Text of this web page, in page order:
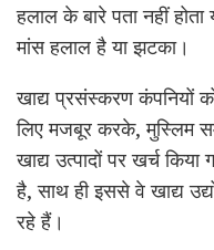
हलाल के बारे पता नहीं
मांस हलाल है या झटका।
खाद्य प्रसंस्करण कंपनियों
लिए मजबूर करके, मुस्लिम
खाद्य उत्पादों पर खर्च
है, साथ ही इससे वे खाद्य
रहे हैं।